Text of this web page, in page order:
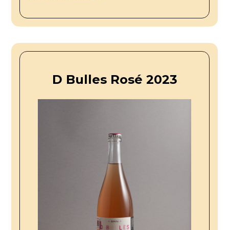
D Bulles Rosé 2023